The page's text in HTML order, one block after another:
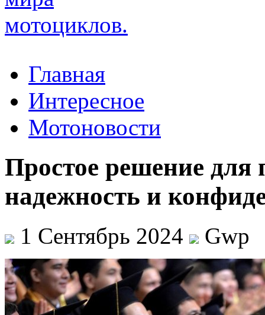
Главная
Интересное
Мотоновости
Простое решение
надежность и
1 Сентябрь 2024 Gwp